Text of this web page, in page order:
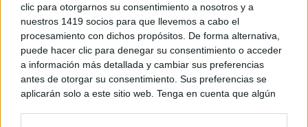
clic para otorgarnos su consentimiento a nosotros y a
nuestros 1419 socios para que llevemos a cabo el
procesamiento con dichos propósitos. De forma alternativa,
puede hacer clic para denegar su consentimiento o acceder
a información más detallada y cambiar sus preferencias
antes de otorgar su consentimiento. Sus preferencias se
aplicarán solo a este sitio web. Tenga en cuenta que algún
A la firma del convenio ha asistido también el
director de la oficina del Dato, Christian Cobas.